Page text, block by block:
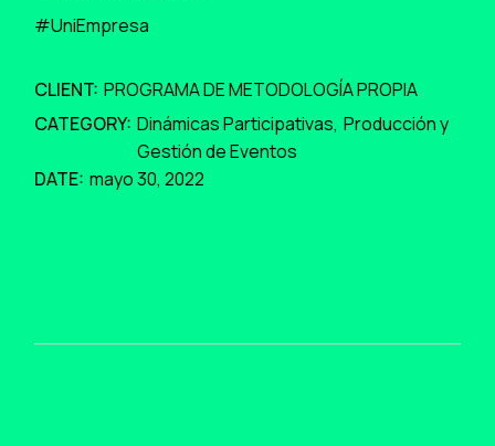
#UniEmpresa
CLIENT: PROGRAMA DE METODOLOGÍA PROPIA
CATEGORY: Dinámicas Participativas Producción y
Gestión de Eventos
DATE: mayo 30, 2022